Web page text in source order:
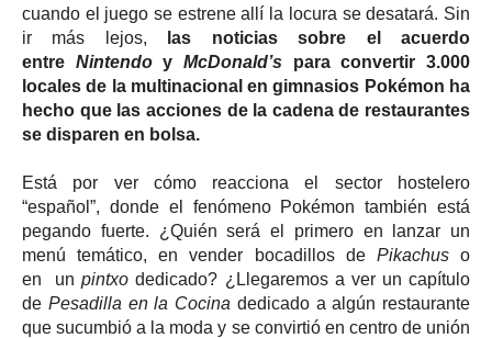
cuando el juego se estrene allí la locura se desatará. Sin
ir más lejos,
las noticias sobre el acuerdo
entre NintendoyMcDonald’s para convertir 3.000
locales de la multinacional en gimnasios Pokémon ha
hecho que las acciones de la cadena de restaurantes
se disparen en bolsa.
Está por ver cómo reacciona el sector hostelero
“español”, donde el fenómeno Pokémon también está
pegando fuerte. ¿Quién será el primero en lanzar un
menú temático, en vender bocadillos de Pikachuso
en un pintxo dedicado? ¿Llegaremos a ver un capítulo
de Pesadilla en la Cocina dedicado a algún restaurante
que sucumbió a la moda y se convirtió en centro de unión